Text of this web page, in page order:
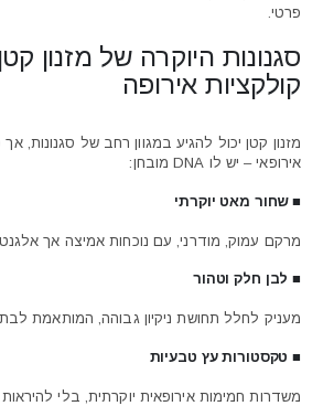
פרטי.
קולקציות אירופה
אירופאי – יש לו DNA מובחן:
■ שחור מאט יוקרתי
מרקם עמוק, מודרני, עם נוכחות אמיצה אך
■ לבן חלק וטהור
מעניק לחלל תחושת ניקיון גבוהה, המותאמת
■ טקסטורות עץ טבעיות
משדרות חמימות אירופאית יוקרתית, בלי להיראות